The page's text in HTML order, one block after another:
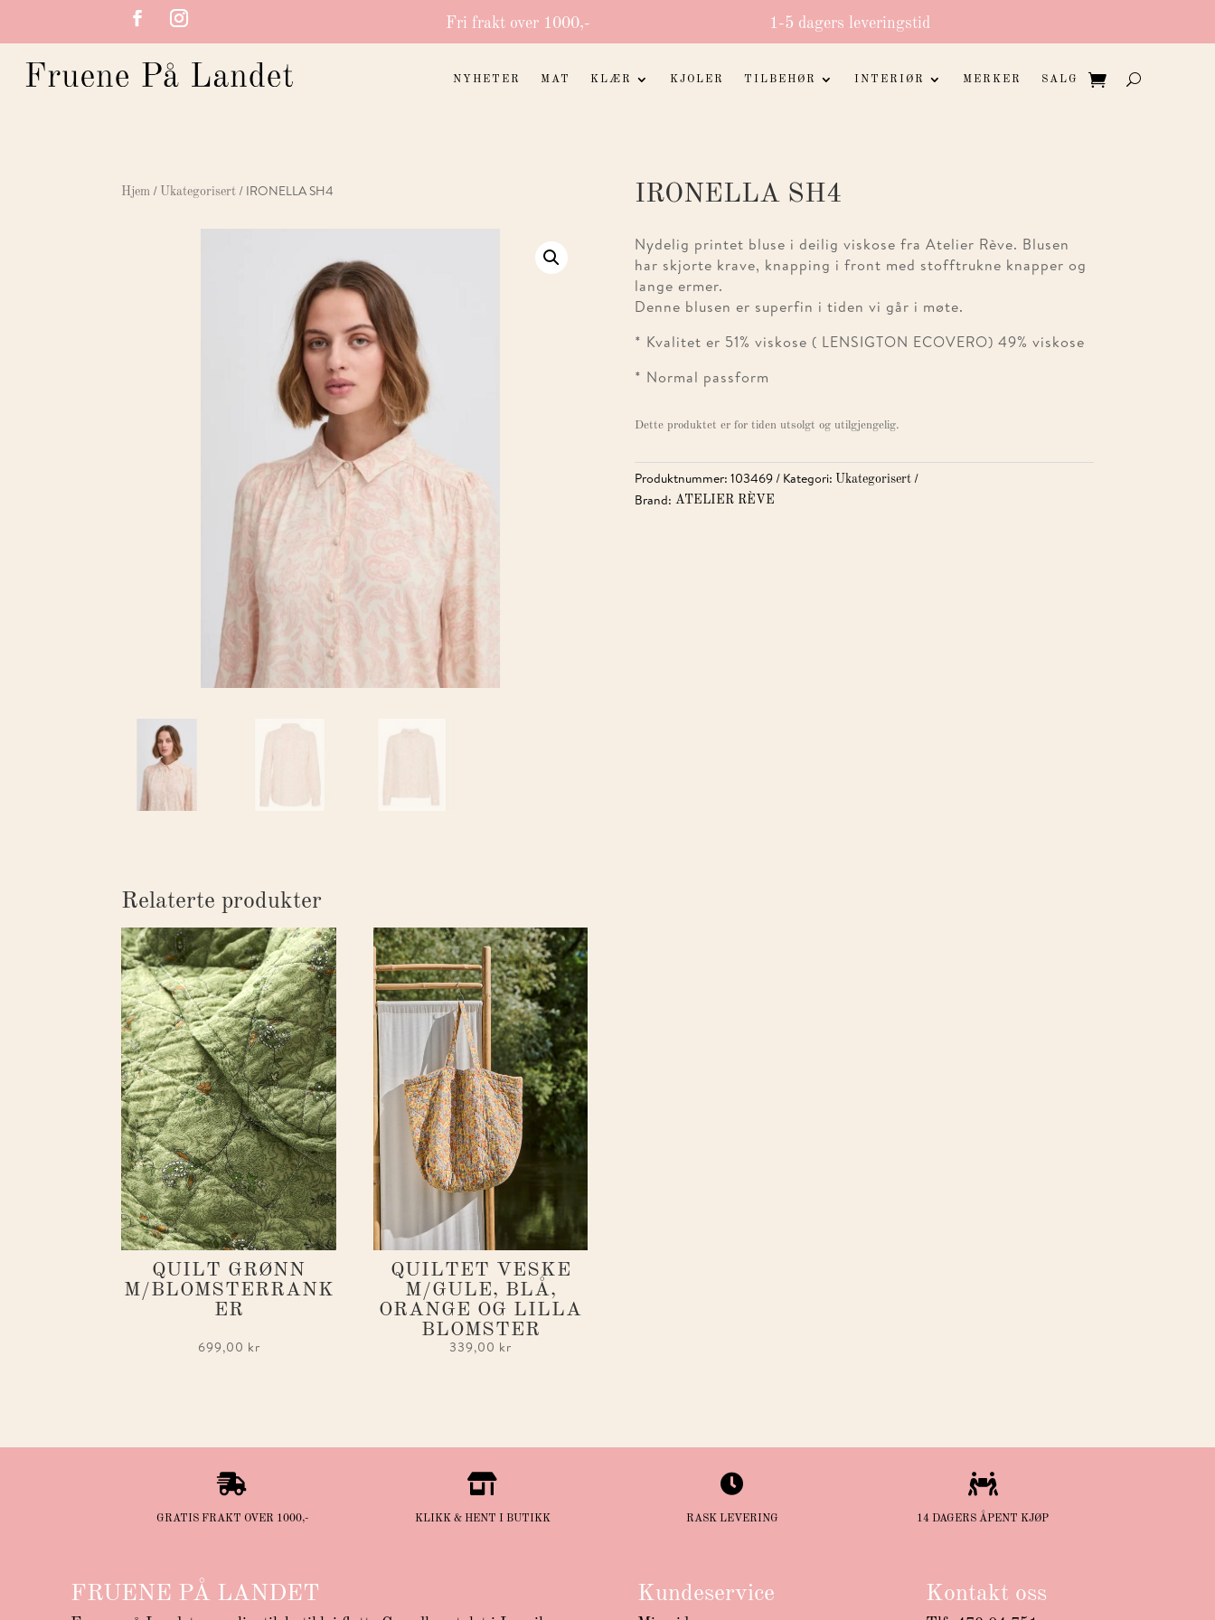
Fri frakt over 1000,- 1-5 dagers leveringstid
NYHETER MAT KLÆR KJOLER TILBEHØR INTERIØR MERKER SALG
Hjem / Ukategorisert / IRONELLA SH4 IRONELLA SH4
Nydelig printet bluse i deilig viskose fra Atelier Rève. Blusen
har skjorte krave, knapping i front med stofftrukne knapper og
lange ermer.
Denne blusen er superfin i tiden vi går i møte.
* Kvalitet er 51% viskose ( LENSIGTON ECOVERO) 49% viskose
* Normal passform
Dette produktet er for tiden utsolgt og utilgjengelig.
Produktnummer: 103469 Kategori: Ukategorisert
Brand: ATELIER RÈVE
Relaterte produkter
QUILT GRØNN
M/BLOMSTERRANK
ER
699,00 kr
QUILTET VESKE
M/GULE, BLÅ,
ORANGE OG LILLA
BLOMSTER
339,00 kr

GRATIS FRAKT OVER 1000,-

KLIKK & HENT I BUTIKK

RASK LEVERING

14 DAGERS ÅPENT KJØP
FRUENE PÅ LANDET Kundeservice Kontakt oss